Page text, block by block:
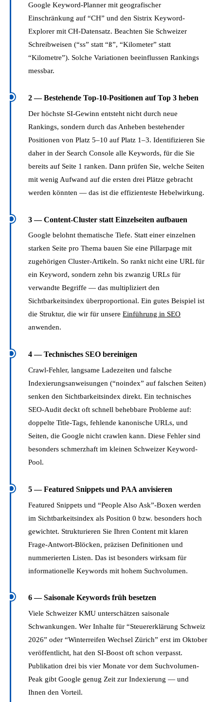
Google Keyword-Planner mit geografischer
Einschränkung auf “CH” und den Sistrix Keyword-
Explorer mit CH-Datensatz. Beachten Sie Schweizer
Schreibweisen (“ss” statt “ß”, “Kilometer” statt
“Kilometre”). Solche Variationen beeinflussen Rankings
messbar.
2 — Bestehende Top-10-Positionen auf Top 3 heben
Der höchste SI-Gewinn entsteht nicht durch neue
Rankings, sondern durch das Anheben bestehender
Positionen von Platz 5–10 auf Platz 1–3. Identifizieren Sie
daher in der Search Console alle Keywords, für die Sie
bereits auf Seite 1 ranken. Dann prüfen Sie, welche Seiten
mit wenig Aufwand auf die ersten drei Plätze gebracht
werden könnten — das ist die effizienteste Hebelwirkung.
3 — Content-Cluster statt Einzelseiten aufbauen
Google belohnt thematische Tiefe. Statt einer einzelnen
starken Seite pro Thema bauen Sie eine Pillarpage mit
zugehörigen Cluster-Artikeln. So rankt nicht eine URL für
ein Keyword, sondern zehn bis zwanzig URLs für
verwandte Begriffe — das multipliziert den
Sichtbarkeitsindex überproportional. Ein gutes Beispiel ist
die Struktur, die wir für unsereEinführung in SEO
anwenden.
4 — Technisches SEO bereinigen
Crawl-Fehler, langsame Ladezeiten und falsche
Indexierungsanweisungen (“noindex” auf falschen Seiten)
senken den Sichtbarkeitsindex direkt. Ein technisches
SEO-Audit deckt oft schnell behebbare Probleme auf:
doppelte Title-Tags, fehlende kanonische URLs, und
Seiten, die Google nicht crawlen kann. Diese Fehler sind
besonders schmerzhaft im kleinen Schweizer Keyword-
Pool.
5 — Featured Snippets und PAA anvisieren
Featured Snippets und “People Also Ask”-Boxen werden
im Sichtbarkeitsindex als Position 0 bzw. besonders hoch
gewichtet. Strukturieren Sie Ihren Content mit klaren
Frage-Antwort-Blöcken, präzisen Definitionen und
nummerierten Listen. Das ist besonders wirksam für
informationelle Keywords mit hohem Suchvolumen.
6 — Saisonale Keywords früh besetzen
Viele Schweizer KMU unterschätzen saisonale
Schwankungen. Wer Inhalte für “Steuererklärung Schweiz
2026” oder “Winterreifen Wechsel Zürich” erst im Oktober
veröffentlicht, hat den SI-Boost oft schon verpasst.
Publikation drei bis vier Monate vor dem Suchvolumen-
Peak gibt Google genug Zeit zur Indexierung — und
Ihnen den Vorteil.